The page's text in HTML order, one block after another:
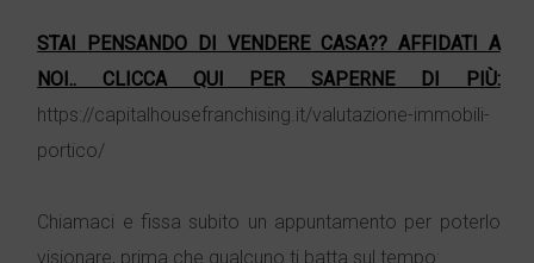
STAI PENSANDO DI VENDERE CASA?? AFFIDATI A
NOI.. CLICCA QUI PER SAPERNE DI PIÙ:
https://capitalhousefranchising.it/valutazione-immobili-
portico/
Chiamaci e fissa subito un appuntamento per poterlo
visionare, prima che qualcuno ti batta sul tempo: